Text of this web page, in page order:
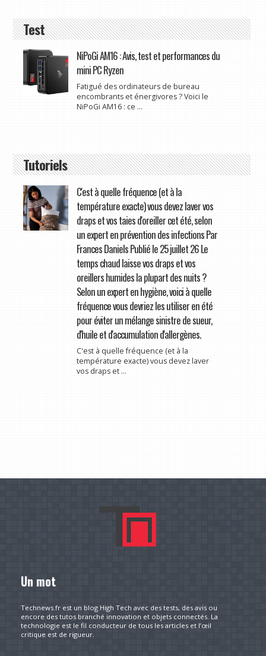
Test
NiPoGi AM16 : Avis, test et performances du
mini PC Ryzen
Fatigué des ordinateurs de bureau
encombrants et énergivores ? Voici le
NiPoGi AM16 : ce ...
Tutoriels
C'est à quelle fréquence (et à la
température exacte) vous devez laver vos
draps et vos taies d'oreiller cet été, selon
un expert en prévention des infections Par
Frances Daniels Publié le 25 juillet 26 Le
temps chaud laisse vos draps et vos
oreillers humides la plupart des nuits ?
Selon un expert en hygiène, voici à quelle
fréquence vous devriez les utiliser en été
pour éviter un mélange sinistre de sueur,
d'huile et d'accumulation d'allergènes.
C'est à quelle fréquence (et à la
température exacte) vous devez laver
vos draps et ...
Un mot
Technews.fr est un blog High Tech avec des tests, des avis ou
encore des tutos branché innovation et objets connectés. La
technologie est le fil conducteur de tous les articles et l’œil
critique est de rigueur.